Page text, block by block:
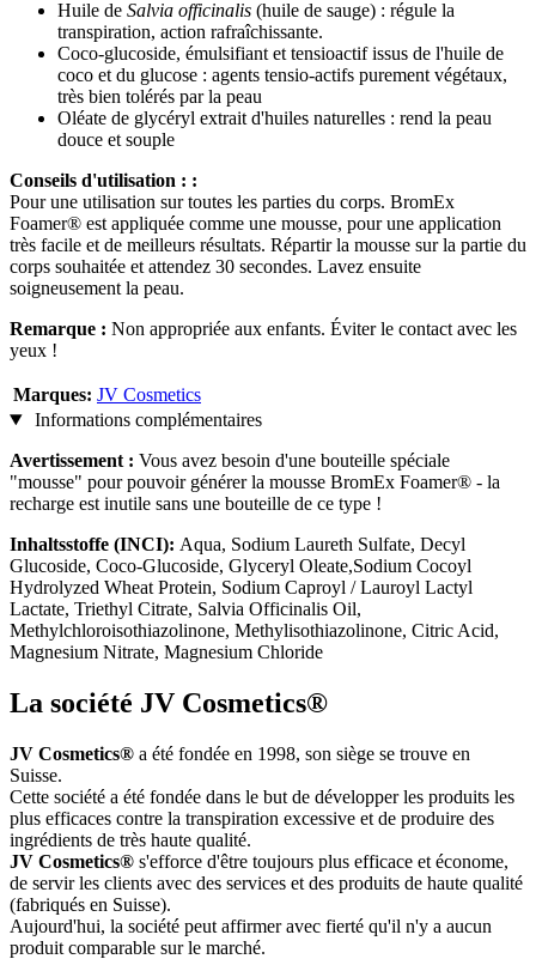
Huile de Salvia officinalis (huile de sauge) : régule la
transpiration, action rafraîchissante.
Coco-glucoside, émulsifiant et tensioactif issus de l'huile de
coco et du glucose : agents tensio-actifs purement végétaux,
très bien tolérés par la peau
Oléate de glycéryl extrait d'huiles naturelles : rend la peau
douce et souple
Conseils d'utilisation : :
Pour une utilisation sur toutes les parties du corps. BromEx
Foamer® est appliquée comme une mousse, pour une application
très facile et de meilleurs résultats. Répartir la mousse sur la partie du
corps souhaitée et attendez 30 secondes. Lavez ensuite
soigneusement la peau.
Remarque : Non appropriée aux enfants. Éviter le contact avec les
yeux !
Marques: JV Cosmetics
Informations complémentaires
Avertissement : Vous avez besoin d'une bouteille spéciale
"mousse" pour pouvoir générer la mousse BromEx Foamer® - la
recharge est inutile sans une bouteille de ce type !
Inhaltsstoffe (INCI): Aqua, Sodium Laureth Sulfate, Decyl
Glucoside, Coco-Glucoside, Glyceryl Oleate,Sodium Cocoyl
Hydrolyzed Wheat Protein, Sodium Caproyl / Lauroyl Lactyl
Lactate, Triethyl Citrate, Salvia Officinalis Oil,
Methylchloroisothiazolinone, Methylisothiazolinone, Citric Acid,
Magnesium Nitrate, Magnesium Chloride
La société JV Cosmetics®
JV Cosmetics® a été fondée en 1998, son siège se trouve en
Suisse.
Cette société a été fondée dans le but de développer les produits les
plus efficaces contre la transpiration excessive et de produire des
ingrédients de très haute qualité.
JV Cosmetics® s'efforce d'être toujours plus efficace et économe,
de servir les clients avec des services et des produits de haute qualité
(fabriqués en Suisse).
Aujourd'hui, la société peut affirmer avec fierté qu'il n'y a aucun
produit comparable sur le marché.